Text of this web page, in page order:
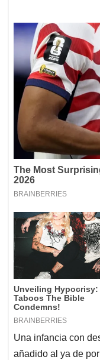
Una infancia con
añadido al ya de